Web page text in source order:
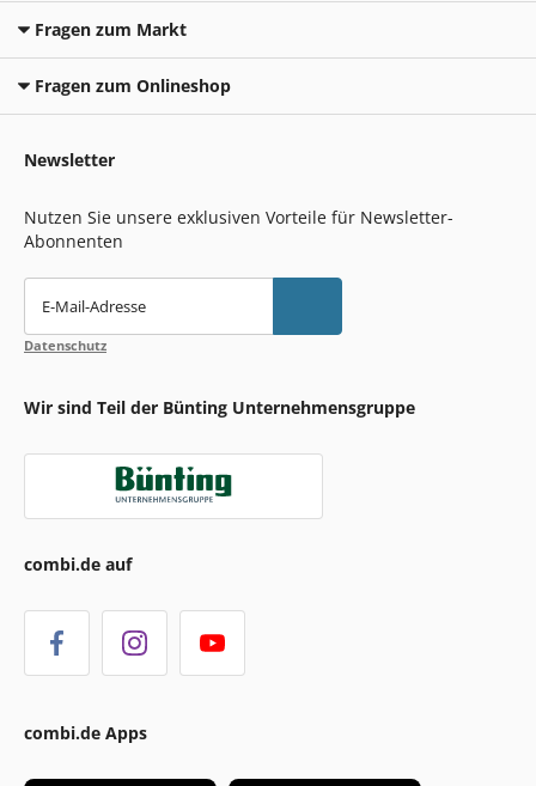
Fragen zum Markt
Fragen zum Onlineshop
Newsletter
Nutzen Sie unsere exklusiven Vorteile für Newsletter-
Abonnenten
E-Mail-Adresse
Datenschutz
Wir sind Teil der Bünting Unternehmensgruppe
combi.de auf
combi.de Apps